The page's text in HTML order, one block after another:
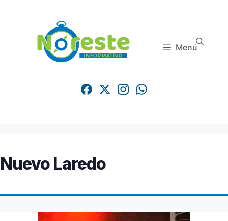
Menú
Nuevo Laredo